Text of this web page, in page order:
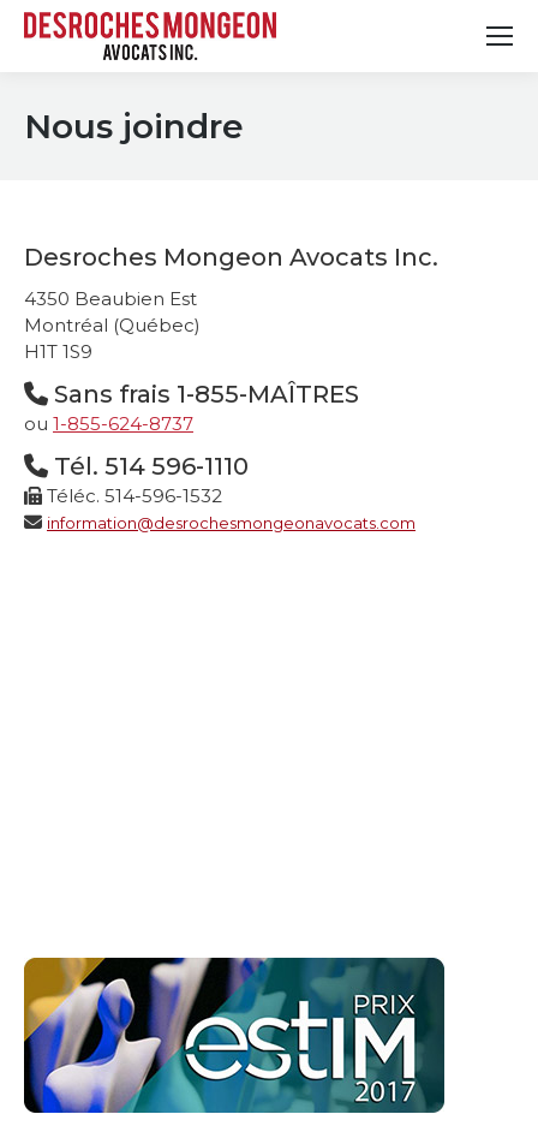
Nous joindre
Desroches Mongeon Avocats Inc.
4350 Beaubien Est
Montréal (Québec)
H1T 1S9
Sans frais 1-855-MAÎTRES
ou 1-855-624-8737
Tél. 514 596-1110
Téléc. 514-596-1532
information@desrochesmongeonavocats.com